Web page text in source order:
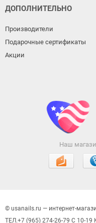
ДОПОЛНИТЕЛЬНО
Производители
Подарочные сертификаты
Акции
Наш
© usanails.ru — интернет-
ТЕЛ.+7 (965) 274-26-79 С 10-